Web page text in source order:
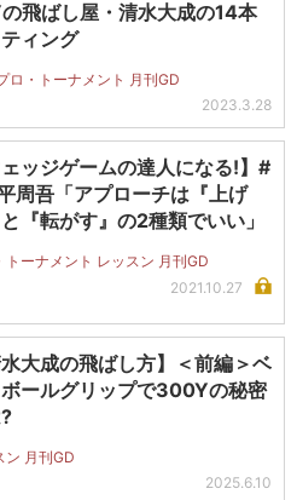
飛ばし屋・清水大成の14本
ィング
ロ・トーナメント 月刊GD
2023.3.28
ェッジゲームの達人になる!】#
周吾「アプローチは『上げ
『転がす』の2種類でいい」
トーナメント レッスン 月刊GD
2021.10.27
水大成の飛ばし方】＜前編＞ベ
ールグリップで300Yの秘密
ン 月刊GD
2025.6.10